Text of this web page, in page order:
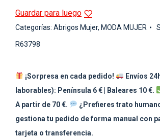
Guardar para luego
Categorías: Abrigos Mujer, MODA MUJER
R63798
¡Sorpresa en cada pedido!
Envíos
laborables): Península 6 € | Baleares 10 €.
A partir de 70 €.
¿Prefieres trato
gestiona tu pedido de forma manual con
tarjeta o transferencia.